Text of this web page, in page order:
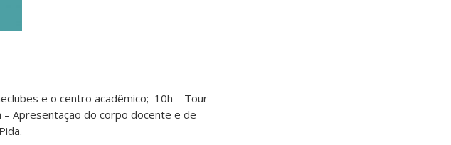
e o centro acadêmico; 10h – Tour
Apresentação do corpo docente e de